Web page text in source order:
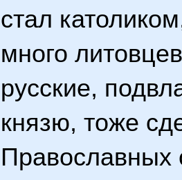
стал
много
русские,
князю, тоже
Православных